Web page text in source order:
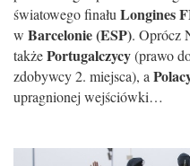
światowego finału Longines
w Barcelonie (ESP). Oprócz
takżePortugalczycy(prawo
zdobywcy 2. miejsca), a
upragnionej wejściówki…